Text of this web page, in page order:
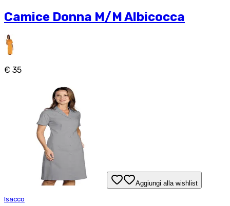
Camice Donna M/M Albicocca
€ 35
Aggiungi alla wishlist
Isacco